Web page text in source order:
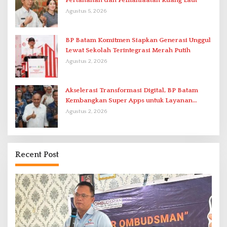
Agustus 5, 2026
BP Batam Komitmen Siapkan Generasi Unggul
Lewat Sekolah Terintegrasi Merah Putih
Agustus 2, 2026
Akselerasi Transformasi Digital, BP Batam
Kembangkan Super Apps untuk Layanan
Terpadu
Agustus 2, 2026
Recent Post